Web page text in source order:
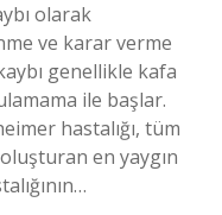
olarak
ve karar verme
genellikle kafa
ile başlar.
hastalığı, tüm
en yaygın